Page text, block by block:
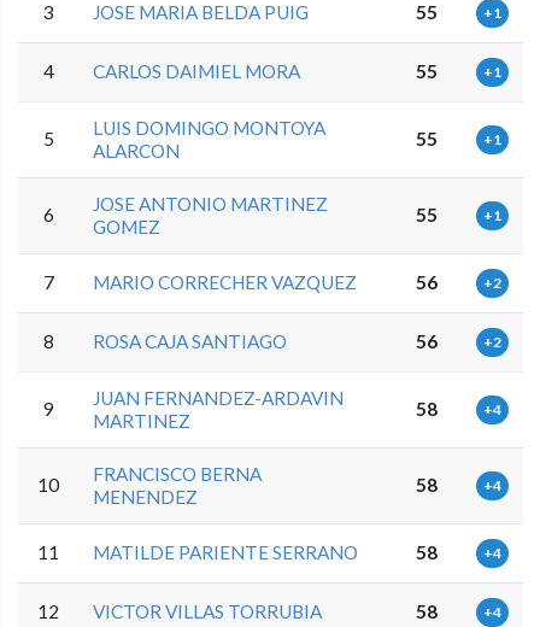
3 JOSE MARIA BELDA PUIG 55 +1
4 CARLOS DAIMIEL MORA 55 +1
5
LUIS DOMINGO MONTOYA
ALARCON
55 +1
6
JOSE ANTONIO MARTINEZ
GOMEZ
55 +1
7 MARIO CORRECHER VAZQUEZ 56 +2
8 ROSA CAJA SANTIAGO 56 +2
9
JUAN FERNANDEZ-ARDAVIN
MARTINEZ
58 +4
10
FRANCISCO BERNA
MENENDEZ
58 +4
11 MATILDE PARIENTE SERRANO 58 +4
12 VICTOR VILLAS TORRUBIA 58 +4